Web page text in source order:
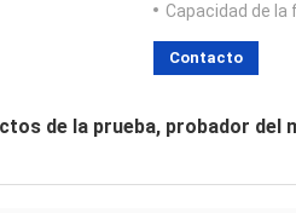
Capacidad de la
Contacto
de la prueba, probador